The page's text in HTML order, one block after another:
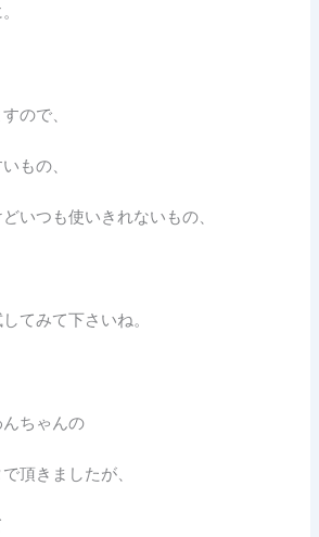
ので、
もの、
いつも使いきれないもの、
てみて下さいね。
ちゃんの
頂きましたが、